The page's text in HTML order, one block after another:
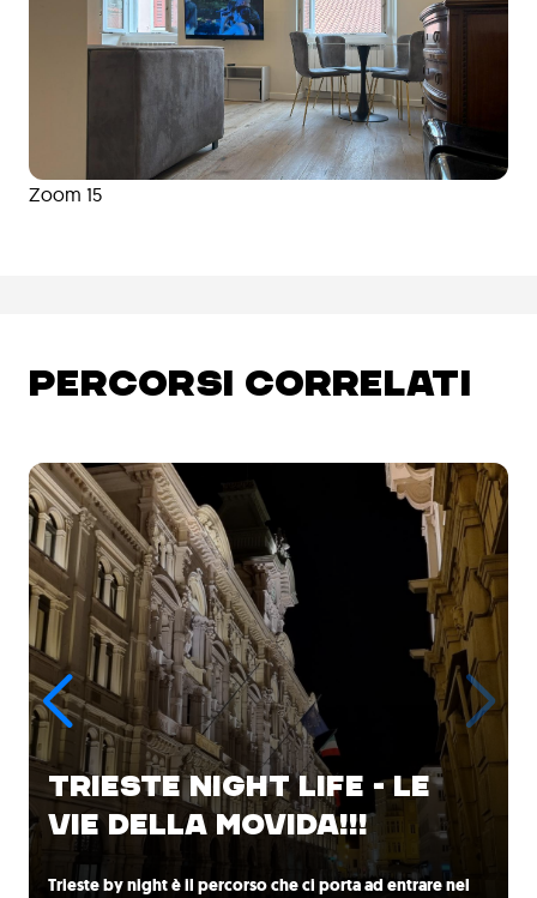
Zoom 15
PERCORSI CORRELATI
TRIESTE NIGHT LIFE - LE
VIE DELLA MOVIDA!!!
Trieste by night è il percorso che ci porta ad entrare nel